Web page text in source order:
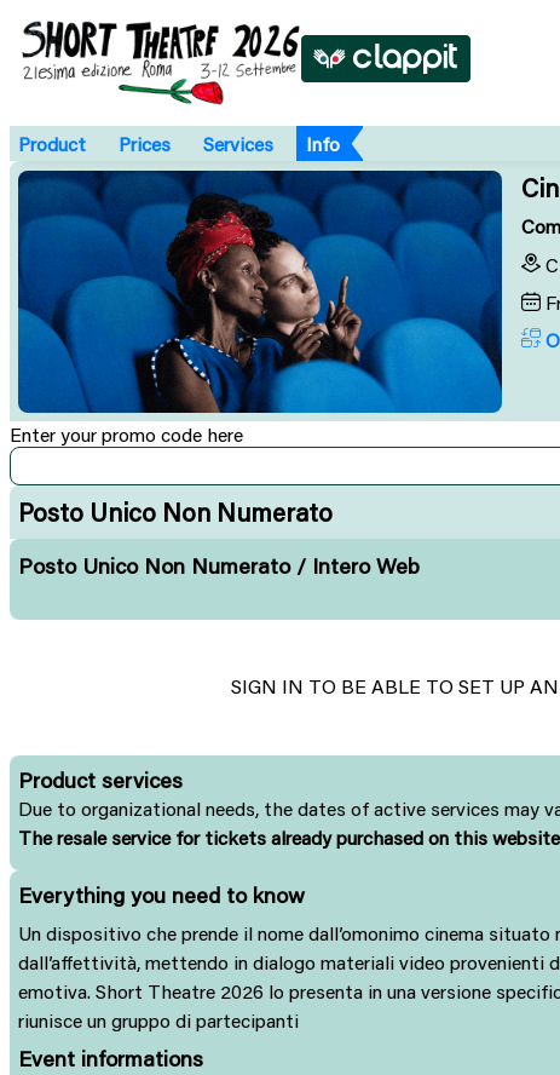
Product Prices Services Info
Enter your promo code here
Posto Unico Non Numerato
Posto Unico Non Numerato / Intero Web
SIGN IN TO BE ABLE TO SET UP
Product services
Due to organizational needs, the dates of active services may
The resale service for tickets already purchased on this
Everything you need to know
Un dispositivo che prende il nome dall’omonimo cinema
dall’affettività, mettendo in dialogo materiali video provenienti
emotiva. Short Theatre 2026 lo presenta in una versione
riunisce un gruppo di partecipanti
Event informations